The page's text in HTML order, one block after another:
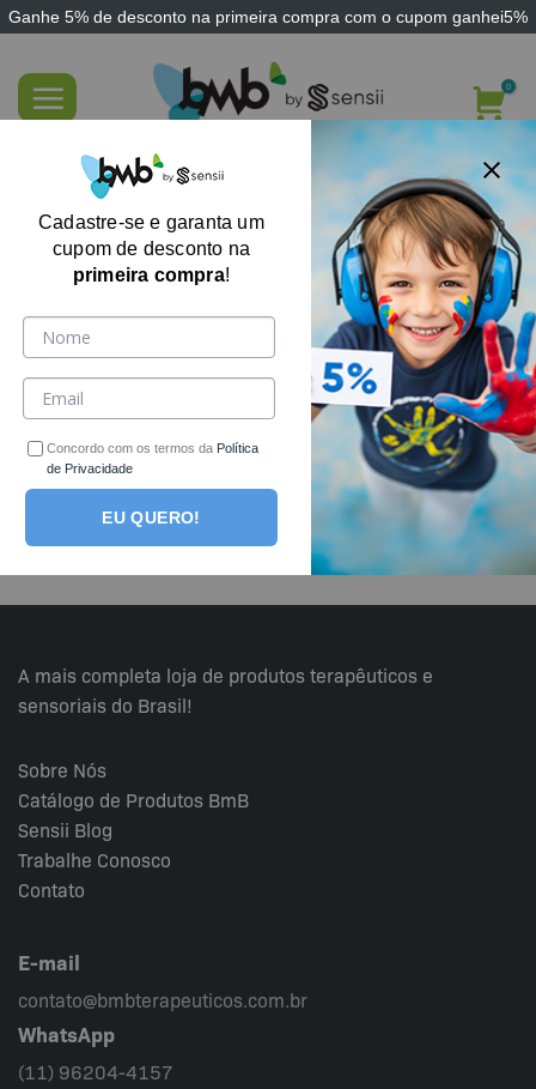
Ganhe 5% de desconto na primeira compra com o cupom ganhei5%
content
FILTRE AQUI
Nenhum produto foi encontrado para a sua seleção.
Receba ofertas, cupons e novidades por e-mail!
A mais completa loja de produtos terapêuticos e
sensoriais do Brasil!
Sobre Nós
Catálogo de Produtos BmB
Sensii Blog
Trabalhe Conosco
Contato
E-mail
contato@bmbterapeuticos.com.br
WhatsApp
(11) 96204-4157
Cadastre-se e garanta um
cupom de desconto na
primeira compra!
Concordo com os termos da Política
de Privacidade
EU QUERO!